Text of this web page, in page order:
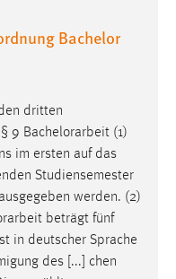
Ablauf
Bachelor
dritten
§ 9Bachelorarbeit(1)
im ersten auf das
Studiensemester
werden. (2)